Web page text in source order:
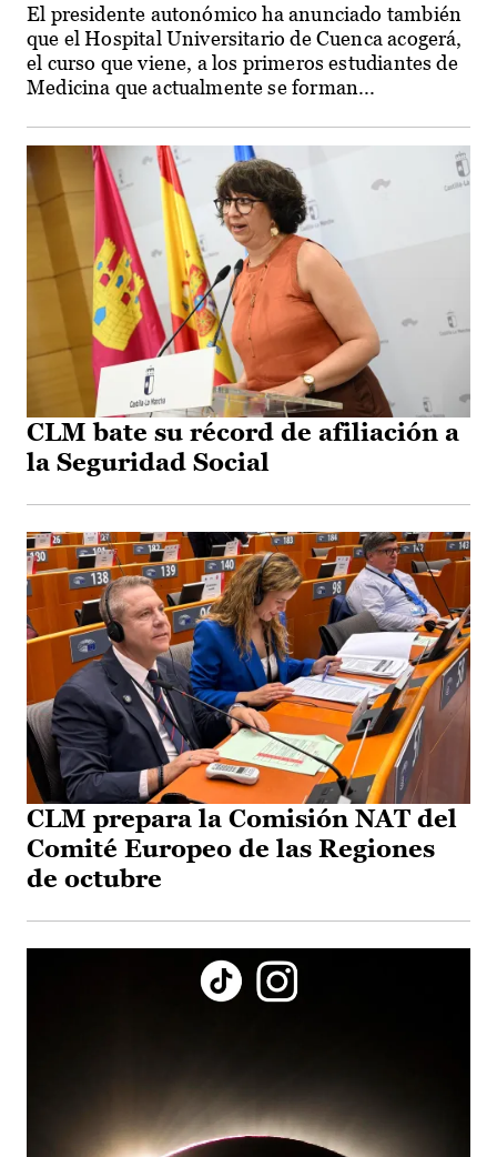
El presidente autonómico ha anunciado también
que el Hospital Universitario de Cuenca acogerá,
el curso que viene, a los primeros estudiantes de
Medicina que actualmente se forman...
CLM bate su récord de afiliación a
la Seguridad Social
CLM prepara la Comisión NAT del
Comité Europeo de las Regiones
de octubre